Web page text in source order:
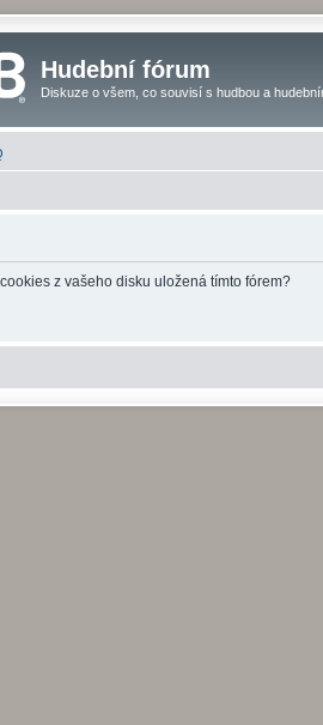
Hudební fórum
Diskuze o všem, co souvisí s hudbou a
z vašeho disku uložená tímto fórem?